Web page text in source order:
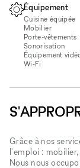
Équipement
Cuisine équipée
Mobilier
Porte-vêtements
Sonorisation
Équipement
Wi‑Fi
Grâce à nos
l'emploi :
Nous nous